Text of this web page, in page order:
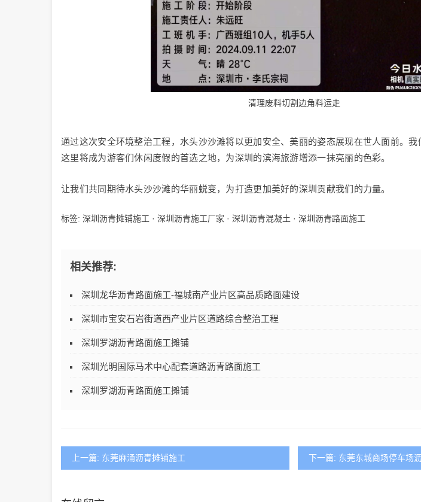
清理废料切割边角料运走
通过这次安全环境整治工程，水头沙沙滩将以更加安全、美丽的姿态展现在世人面前。我
这里将成为游客们休闲度假的首选之地，为深圳的滨海旅游增添一抹亮丽的色彩。
让我们共同期待水头沙沙滩的华丽蜕变，为打造更加美好的深圳贡献我们的力量。
标签: 深圳沥青摊铺施工 · 深圳沥青施工厂家 · 深圳沥青混凝土 · 深圳沥青路面施工
相关推荐:
深圳龙华沥青路面施工-福城南产业片区高品质路面建设
深圳市宝安石岩街道西产业片区道路综合整治工程
深圳罗湖沥青路面施工摊铺
深圳光明国际马术中心配套道路沥青路面施工
深圳罗湖沥青路面施工摊铺
上一篇: 东莞麻涌沥青摊铺施工 下一篇: 东莞东城商场停车场